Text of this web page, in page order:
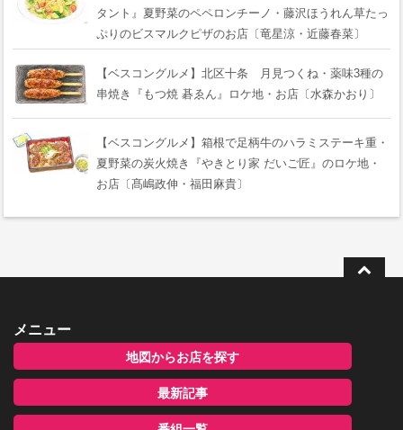
タント』夏野菜のペペロンチーノ・藤沢ほうれん草たっ
ぷりのビスマルクピザのお店〔竜星涼・近藤春菜〕
【ベスコングルメ】北区十条 月見つくね・薬味3種の
串焼き『もつ焼 碁ゑん』ロケ地・お店〔水森かおり〕
【ベスコングルメ】箱根で足柄牛のハラミステーキ重・
夏野菜の炭火焼き『やきとり家 だいご匠』のロケ地・
お店〔髙嶋政伸・福田麻貴〕
メニュー
地図からお店を探す
最新記事